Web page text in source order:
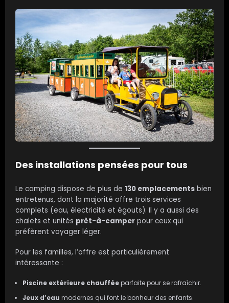
Des installations pensées pour tous
Le camping dispose de plus de 130 emplacements bien
entretenus, dont la majorité offre trois services
complets (eau, électricité et égouts). Il y a aussi des
chalets et unités prêt-à-camper pour ceux qui
préfèrent voyager léger.
Pour les familles, l’offre est particulièrement
intéressante :
Piscine extérieure chaufféeparfaite pour se rafraîchir.
Jeux d’eau modernes qui font le bonheur des enfants.